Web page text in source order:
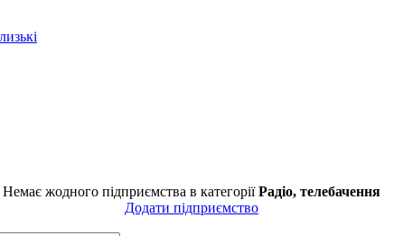
Немає жодного підприємства в категоріїРадіо, телебачення
Додати підприємство